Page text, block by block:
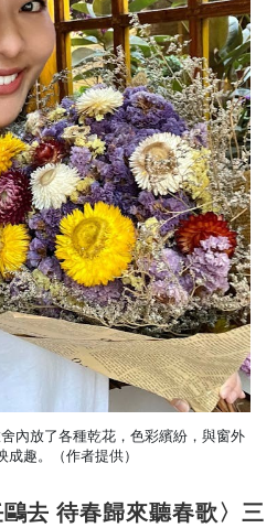
內放了各種乾花，色彩繽紛，與窗外
成趣。（作者提供）
鷗去 待春歸來聽春歌〉三